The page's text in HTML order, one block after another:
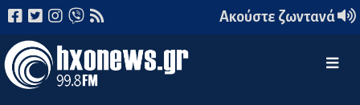
Ακούστε ζωντανά